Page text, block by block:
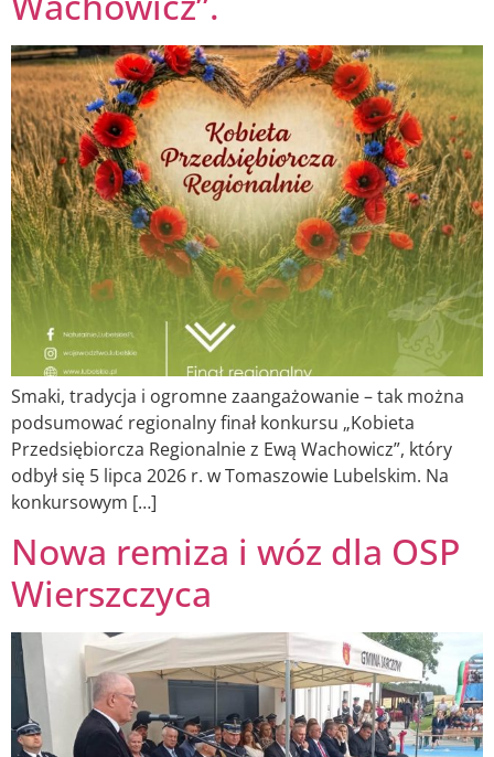
Smaki, tradycja i ogromne zaangażowanie – tak można
podsumować regionalny finał konkursu „Kobieta
Przedsiębiorcza Regionalnie z Ewą Wachowicz”, który
odbył się 5 lipca 2026 r. w Tomaszowie Lubelskim. Na
konkursowym […]
Nowa remiza i wóz dla OSP
Wierszczyca